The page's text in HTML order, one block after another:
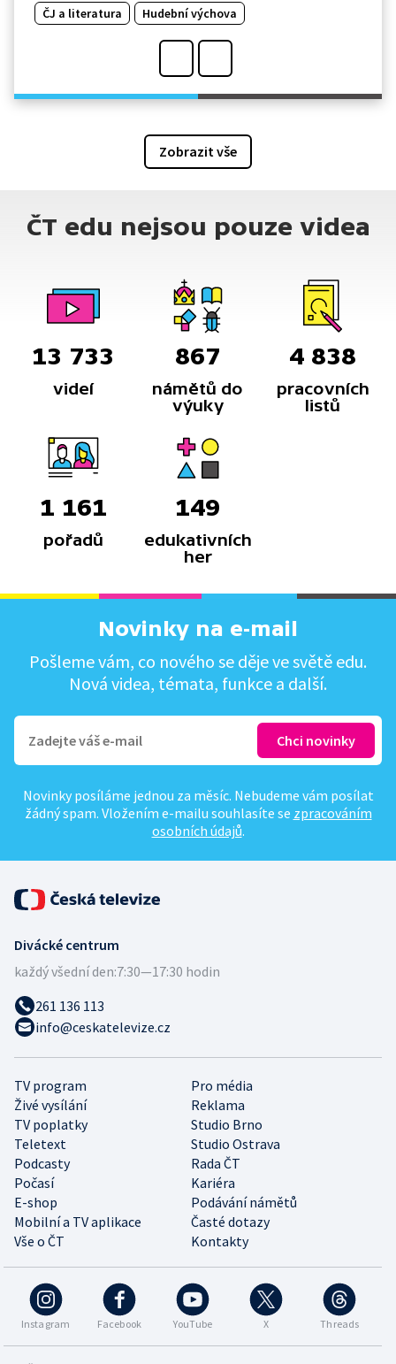
ČJ a literatura
Hudební výchova
Zobrazit vše
ČT edu nejsou pouze videa
13 733
videí
867
námětů do
výuky
4 838
pracovních
listů
1 161
pořadů
149
edukativních
her
Novinky na e-mail
Pošleme vám, co nového se děje ve světě edu.
Nová videa, témata, funkce a další.
Novinky posíláme jednou za měsíc. Nebudeme vám posílat
žádný spam. Vložením e-mailu souhlasíte se zpracováním
osobních údajů.